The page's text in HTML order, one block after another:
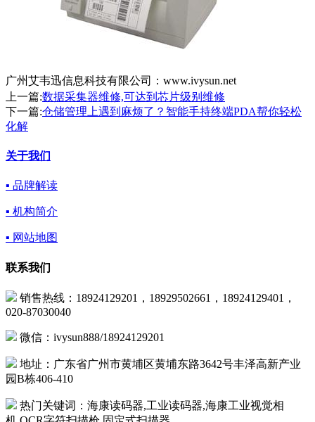
广州艾韦迅信息科技有限公司：www.ivysun.net
上一篇:数据采集器维修,可达到芯片级别维修
下一篇:仓储管理上遇到麻烦了？智能手持终端PDA帮你轻松
化解
关于我们
▪ 品牌解读
▪ 机构简介
▪ 网站地图
联系我们
销售热线：18924129201，18929502661，18924129401，
020-87030040
微信：ivysun888/18924129201
地址：广东省广州市黄埔区黄埔东路3642号丰泽高新产业
园B栋406-410
热门关键词：海康读码器,工业读码器,海康工业视觉相